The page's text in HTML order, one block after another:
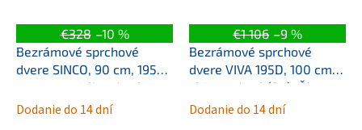
€328 –10 %
Bezrámové sprchové
dvere SINCO, 90 cm, 195
cm, Univerzálna Ľavé /
Pravé, Číre bezpečnostné
Dodanie do 14 dní
€1 106 –9 %
Bezrámové sprchové
dvere VIVA 195D, 100 cm,
195 cm, Ľavé (SX), Číre
bezpečnostné sklo - 8
Dodanie do 14 dní